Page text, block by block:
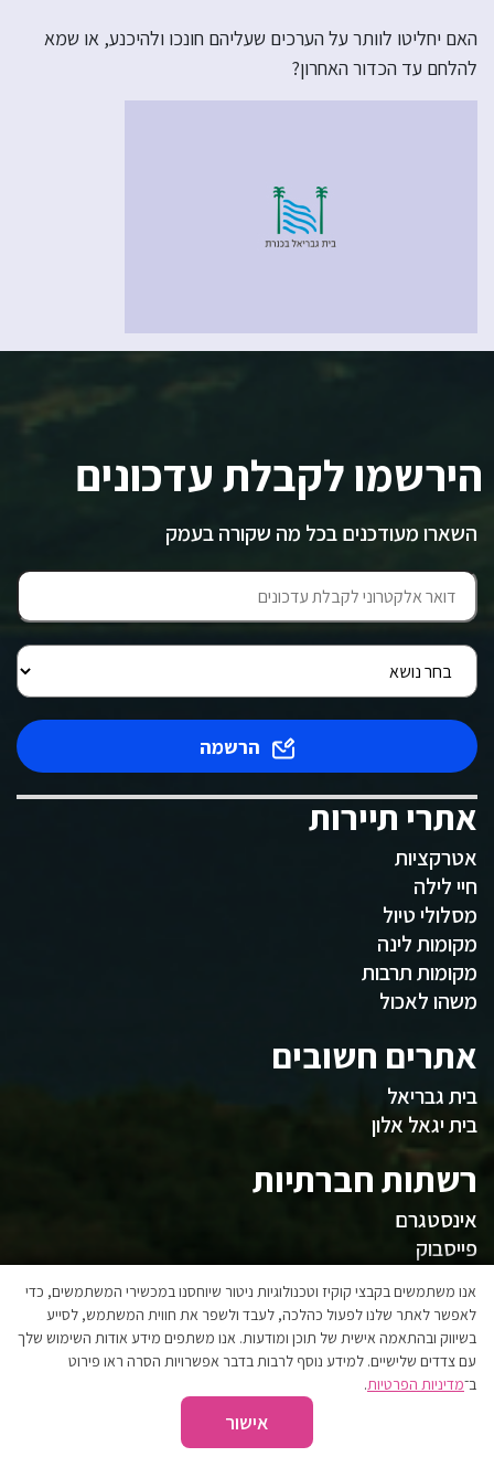
האם יחליטו לוותר על הערכים שעליהם חונכו ולהיכנע, או שמא
להלחם עד הכדור האחרון?
הירשמו לקבלת עדכונים
השארו מעודכנים בכל מה שקורה בעמק
הרשמה
אתרי תיירות
אטרקציות
חיי לילה
מסלולי טיול
מקומות לינה
מקומות תרבות
משהו לאכול
אתרים חשובים
בית גבריאל
בית יגאל אלון
רשתות חברתיות
אינסטגרם
פייסבוק
המועצה
אגפי המועצה
הצהרת נגישות
אנו משתמשים בקבצי קוקיז וטכנולוגיות ניטור שיוחסנו במכשירי המשתמשים, כדי
לאפשר לאתר שלנו לפעול כהלכה, לעבד ולשפר את חווית המשתמש, לסייע
בשיווק ובהתאמה אישית של תוכן ומודעות. אנו משתפים מידע אודות השימוש שלך
עם צדדים שלישיים. למידע נוסף לרבות בדבר אפשרויות הסרה ראו פירוט
ב־מדיניות הפרטיות.
אישור